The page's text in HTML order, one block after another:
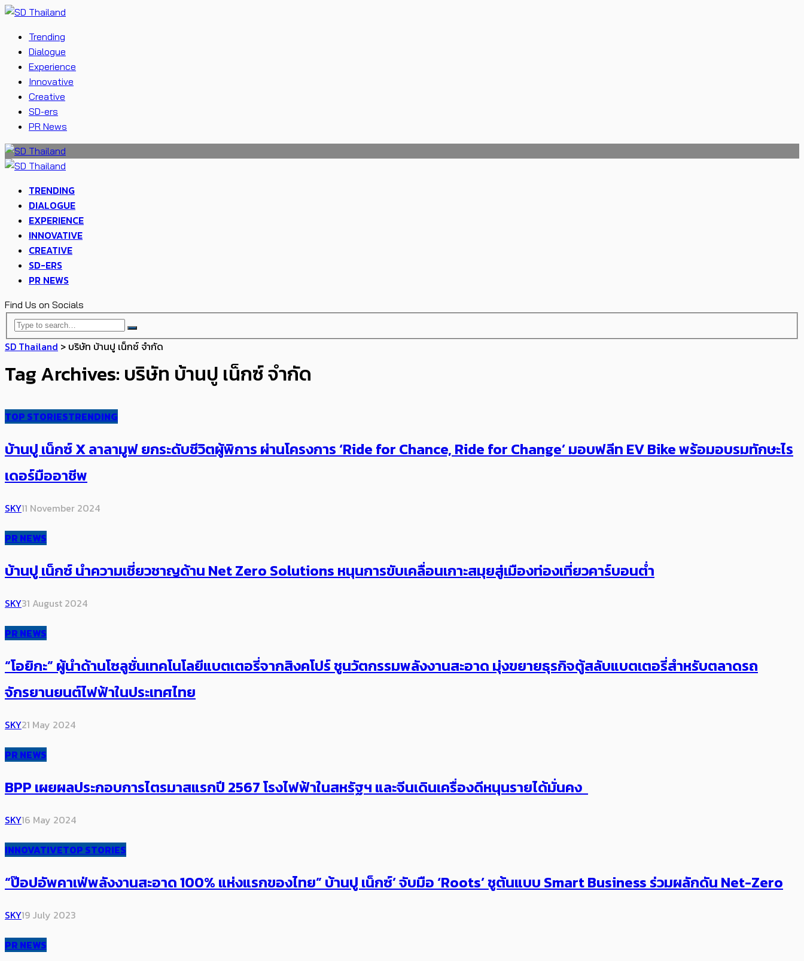
Trending
Dialogue
Experience
Innovative
Creative
SD-ers
PR News
TRENDING
DIALOGUE
EXPERIENCE
INNOVATIVE
CREATIVE
SD-ERS
PR NEWS
Find Us on Socials
SD Thailand > บริษัท บ้านปู เน็กซ์ จำกัด
Tag Archives: บริษัท บ้านปู เน็กซ์ จำกัด
TOP STORIESTRENDING
บ้านปู เน็กซ์ X ลาลามูฟ ยกระดับชีวิตผู้พิการ ผ่านโครงการ ‘Ride for Chance, Ride for Change’ มอบฟลีท EV Bike พร้อมอบรมทักษะไร
เดอร์มืออาชีพ
SKY11 November 2024
PR NEWS
บ้านปู เน็กซ์ นำความเชี่ยวชาญด้าน Net Zero Solutions หนุนการขับเคลื่อนเกาะสมุยสู่เมืองท่องเที่ยวคาร์บอนต่ำ
SKY31 August 2024
PR NEWS
“โอยิกะ” ผู้นำด้านโซลูชั่นเทคโนโลยีแบตเตอรี่จากสิงคโปร์ ชูนวัตกรรมพลังงานสะอาด มุ่งขยายธุรกิจตู้สลับแบตเตอรี่สำหรับตลาดรถ
จักรยานยนต์ไฟฟ้าในประเทศไทย
SKY21 May 2024
PR NEWS
BPP เผยผลประกอบการไตรมาสแรกปี 2567 โรงไฟฟ้าในสหรัฐฯ และจีนเดินเครื่องดีหนุนรายได้มั่นคง
SKY16 May 2024
INNOVATIVETOP STORIES
“ป๊อปอัพคาเฟ่พลังงานสะอาด 100% แห่งแรกของไทย” บ้านปู เน็กซ์’ จับมือ ‘Roots’ ​ชูต้นแบบ Smart Business ร่วมผลักดัน Net-Zero
SKY19 July 2023
PR NEWS